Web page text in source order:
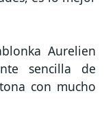
Aurelien
sencilla de
con mucho